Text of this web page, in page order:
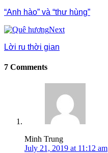
“Anh hào” và “thư hùng”
Next
Lời ru thời gian
7 Comments
Minh Trung
July 21, 2019 at 11:12 am